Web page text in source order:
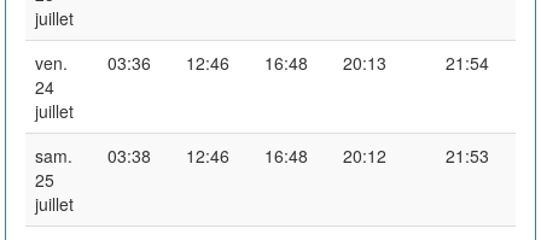
juillet
ven.
24
juillet
03:36 12:46 16:48 20:13 21:54
sam.
25
juillet
03:38 12:46 16:48 20:12 21:53